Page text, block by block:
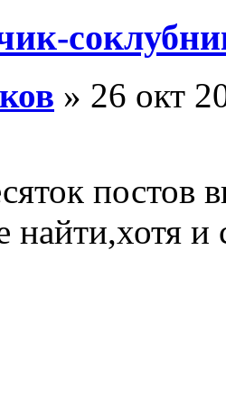
» 26 окт
постов
найти,хотя